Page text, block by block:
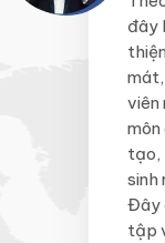
đây
viên
môn
tạo,
sinh
Đây
tập